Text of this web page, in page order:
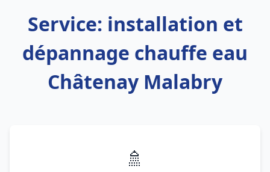
Service: installation et
dépannage chauffe eau
Châtenay Malabry
🚿